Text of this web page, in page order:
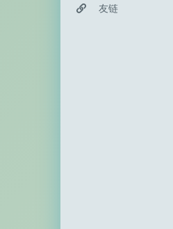
建站知识
归档栏
友链